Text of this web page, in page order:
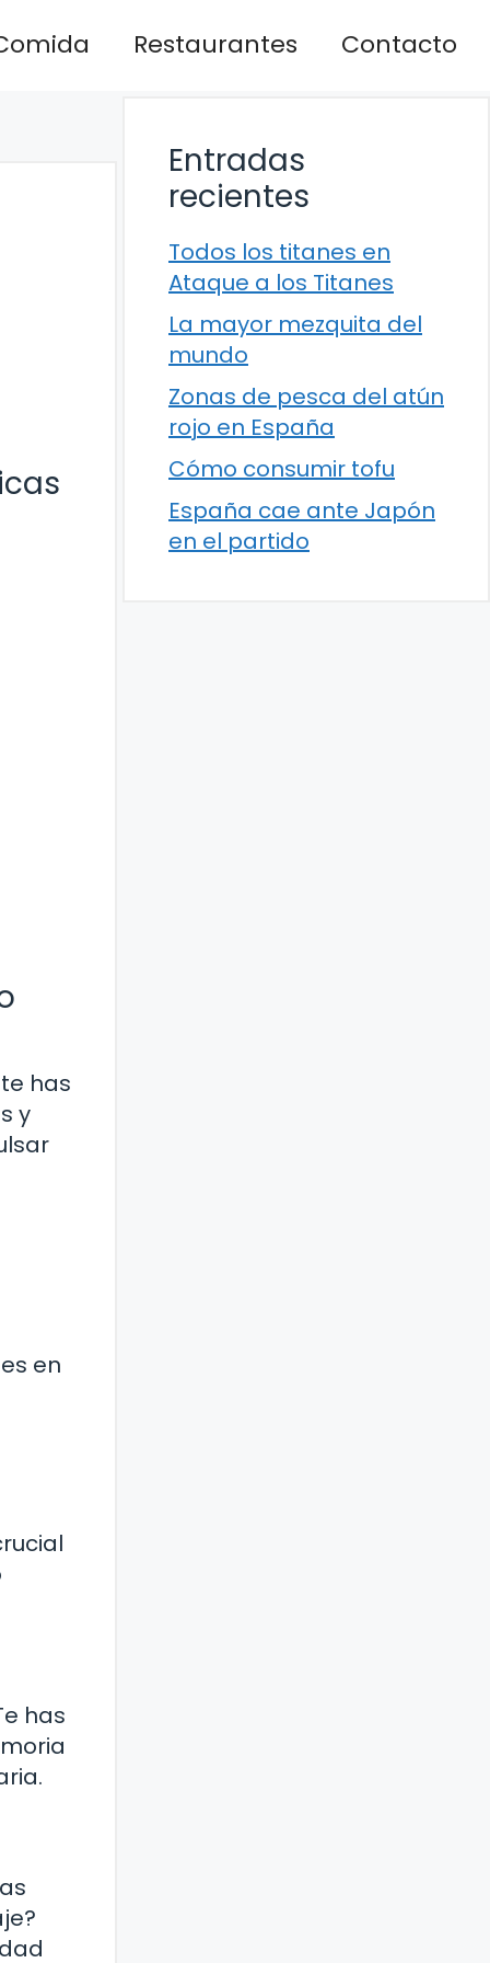
Restaurantes Contacto
has
y
en
has
Entradas
recientes
Todos los titanes en
Ataque a los Titanes
La mayor mezquita del
mundo
Zonas de pesca del atún
rojo en España
Cómo consumir tofu
España cae ante Japón
en el partido